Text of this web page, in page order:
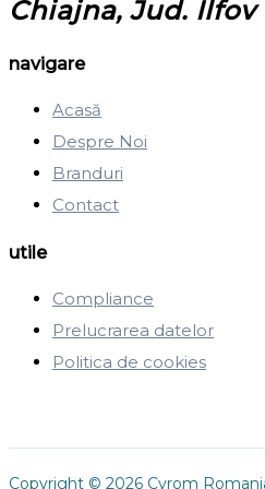
Chiajna, Jud. Ilfov
navigare
Acasă
Despre Noi
Branduri
Contact
utile
Compliance
Prelucrarea datelor
Politica de cookies
Copyright © 2026 Cyrom